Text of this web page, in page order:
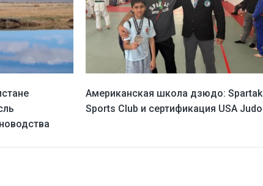
Американская школа дзюдо: Spartak
Sports Club и сертификация USA Judo